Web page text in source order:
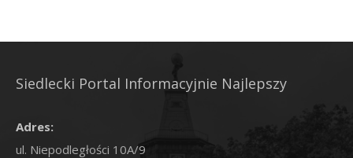
Siedlecki Portal Informacyjnie Najlepszy
Adres:
ul. Niepodległości 10A/9